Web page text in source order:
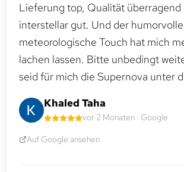
Lieferung top, Qualität überragend
interstellar gut. Und der
meteorologische Touch hat mich
lachen lassen. Bitte unbedingt
seid für mich die Supernova unter
Khaled Taha
vor 2 Monaten · Google
Auf Google ansehen